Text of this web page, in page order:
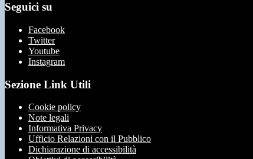
Seguici su
Facebook
Twitter
Youtube
Instagram
Sezione Link Utili
Cookie policy
Note legali
Informativa Privacy
Ufficio Relazioni con il Pubblico
Dichiarazione di accessibilità